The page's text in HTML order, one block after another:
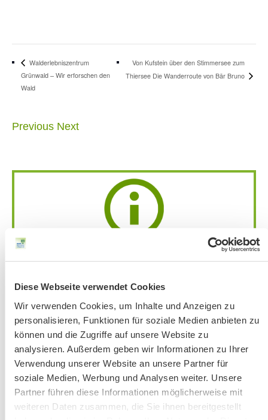
Diese Webseite verwendet Cookies
Wir verwenden Cookies, um Inhalte und Anzeigen zu
personalisieren, Funktionen für soziale Medien anbieten zu
können und die Zugriffe auf unsere Website zu
analysieren. Außerdem geben wir Informationen zu Ihrer
Verwendung unserer Website an unsere Partner für
soziale Medien, Werbung und Analysen weiter. Unsere
Partner führen diese Informationen möglicherweise mit
weiteren Daten zusammen, die Sie ihnen bereitgestellt
Walderlebniszentrum
Grünwald – Wir erforschen den
Wald
Von Kufstein über den Stimmersee zum
Thiersee Die Wanderroute von Bär Bruno
Previous Next
Achtung:
Donnerstag vor der Veranstaltung.
Bergausrüstung
Fahrkarten
Kontakt-Telefonnummern
AKTUELLE ÄNDERUNGEN BEIM BILDUNGSWERK: